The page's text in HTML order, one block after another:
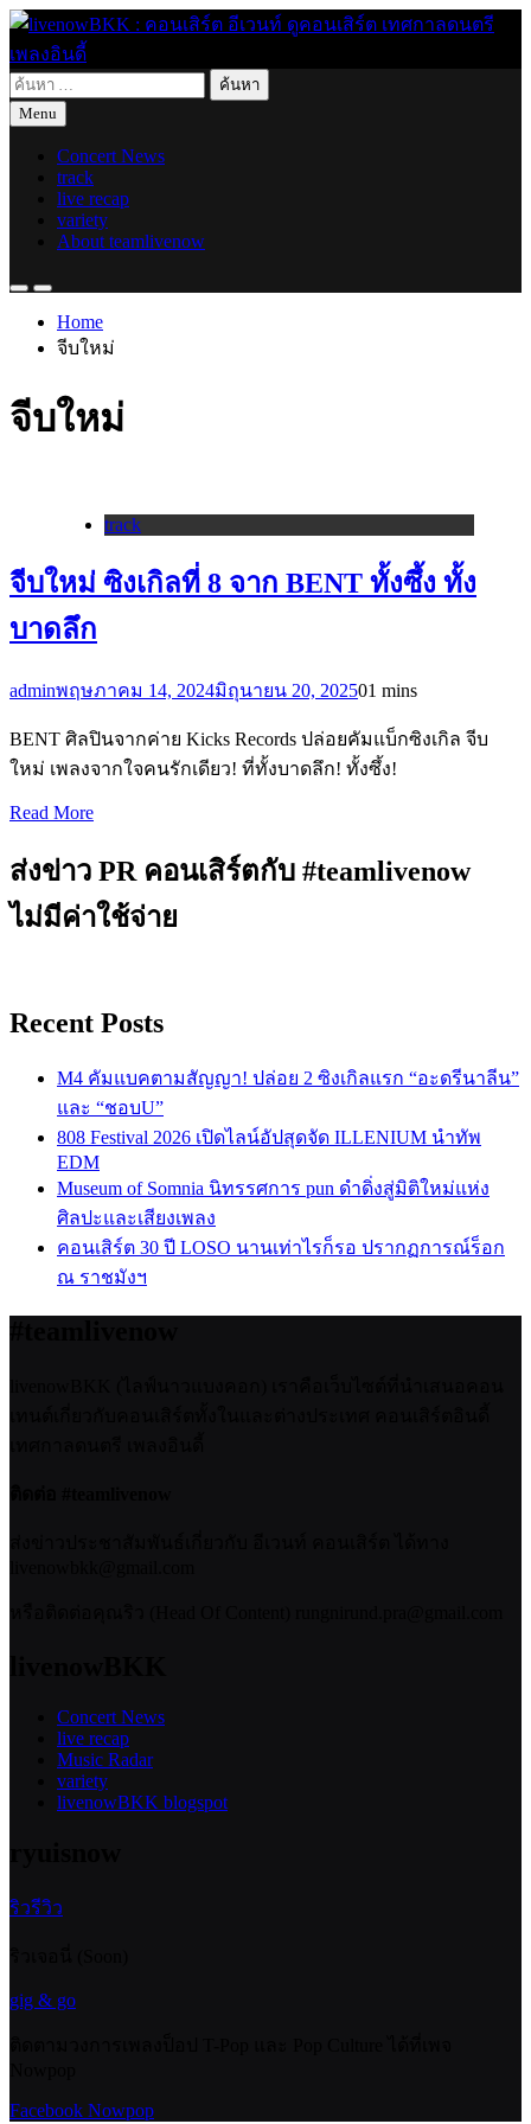
Skip
content
livenowBKK : คอนเสิร์ต อีเวนท์ ดูคอนเสิร์ต เทศกาลดนตรี เพลง
อินดี้
live for today
ค้นหา
สำหรับ:
Menu
Concert News
track
live recap
variety
About teamlivenow
Home
จีบใหม่
จีบใหม่
track
จีบใหม่ ซิงเกิลที่ 8 จาก BENT ทั้งซึ้ง ทั้ง
บาดลึก
adminพฤษภาคม 14, 2024มิถุนายน 20, 202501 mins
BENT ศิลปินจากค่าย Kicks Records ปล่อยคัมแบ็กซิงเกิล จีบ
ใหม่ เพลงจากใจคนรักเดียว! ที่ทั้งบาดลึก! ทั้งซึ้ง!
Read More
ส่งข่าว PR คอนเสิร์ตกับ #teamlivenow
ไม่มีค่าใช้จ่าย
Recent Posts
M4 คัมแบคตามสัญญา! ปล่อย 2 ซิงเกิลแรก “อะดรีนาลีน”
และ “ชอบU”
808 Festival 2026 เปิดไลน์อัปสุดจัด ILLENIUM นำทัพ
EDM
Museum of Somnia นิทรรศการ pun ดำดิ่งสู่มิติใหม่แห่ง
ศิลปะและเสียงเพลง
คอนเสิร์ต 30 ปี LOSO นานเท่าไรก็รอ ปรากฏการณ์ร็อก
ณ ราชมังฯ
Concert News
live recap
Music Radar
variety
livenowBKK blogspot
ริวรีวิว
gig & go
Facebook Nowpop